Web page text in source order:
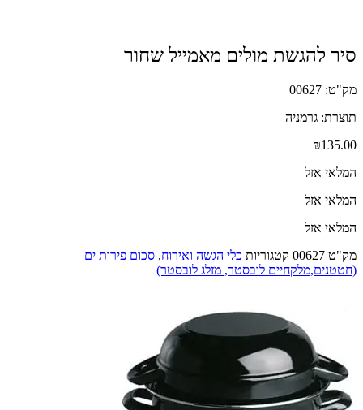
סיר להגשת מולים מאמייל שחור
מק"ט: 00627
תוצרת: גרמניה
₪135.00
המלאי אזל
המלאי אזל
המלאי אזל
מק"ט 00627 קטגוריות כלי הגשה ואירוח, סכום פירות ים
(חטטנים,מלקחיים לובסטר, מזלג לובסטר)